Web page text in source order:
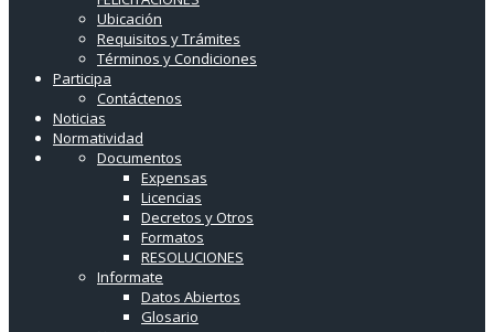
Ubicación
Requisitos y Trámites
Términos y Condiciones
Participa
Contáctenos
Noticias
Normatividad
Documentos
Expensas
Licencias
Decretos y Otros
Formatos
RESOLUCIONES
Informate
Datos Abiertos
Glosario